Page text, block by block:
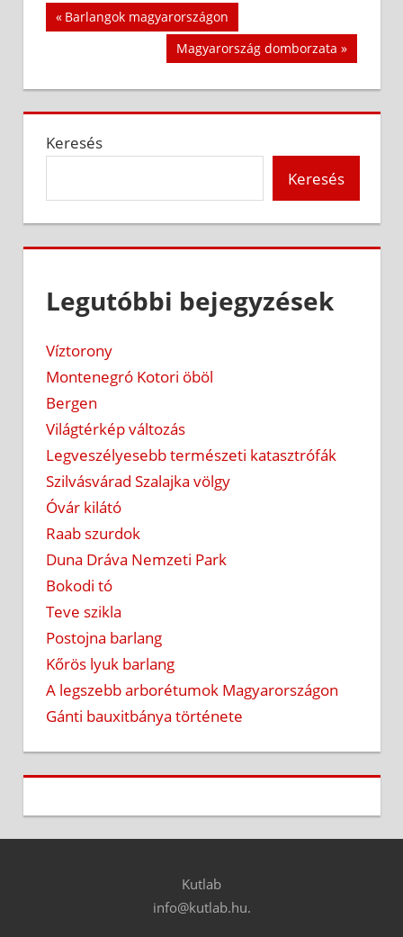
Bejegyzés
Previous
Post:
Barlangok magyarországon
Next
Magyarország domborzata
Keresés
Keresés
Legutóbbi bejegyzések
Víztorony
Montenegró Kotori öböl
Bergen
Világtérkép változás
Legveszélyesebb természeti katasztrófák
Szilvásvárad Szalajka völgy
Óvár kilátó
Raab szurdok
Duna Dráva Nemzeti Park
Bokodi tó
Teve szikla
Postojna barlang
Kőrös lyuk barlang
A legszebb arborétumok Magyarországon
Gánti bauxitbánya története
Kutlab
info@kutlab.hu.